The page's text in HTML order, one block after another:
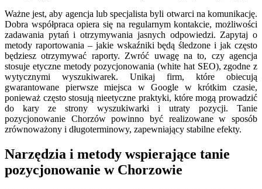
Ważne jest, aby agencja lub specjalista byli otwarci na komunikację.
Dobra współpraca opiera się na regularnym kontakcie, możliwości
zadawania pytań i otrzymywania jasnych odpowiedzi. Zapytaj o
metody raportowania – jakie wskaźniki będą śledzone i jak często
będziesz otrzymywać raporty. Zwróć uwagę na to, czy agencja
stosuje etyczne metody pozycjonowania (white hat SEO), zgodne z
wytycznymi wyszukiwarek. Unikaj firm, które obiecują
gwarantowane pierwsze miejsca w Google w krótkim czasie,
ponieważ często stosują nieetyczne praktyki, które mogą prowadzić
do kary ze strony wyszukiwarki i utraty pozycji. Tanie
pozycjonowanie Chorzów powinno być realizowane w sposób
zrównoważony i długoterminowy, zapewniający stabilne efekty.
Narzędzia i metody wspierające tanie
pozycjonowanie w Chorzowie